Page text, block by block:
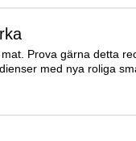
Prova gärna detta
med nya roliga